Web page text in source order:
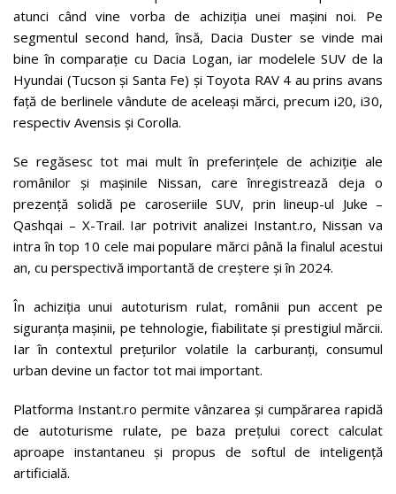
atunci când vine vorba de achiziția unei mașini noi. Pe
segmentul second hand, însă, Dacia Duster se vinde mai
bine în comparație cu Dacia Logan, iar modelele SUV de la
Hyundai (Tucson și Santa Fe) și Toyota RAV 4 au prins avans
față de berlinele vândute de aceleași mărci, precum i20, i30,
respectiv Avensis și Corolla.
Se regăsesc tot mai mult în preferințele de achiziție ale
românilor și mașinile Nissan, care înregistrează deja o
prezență solidă pe caroseriile SUV, prin lineup-ul Juke –
Qashqai – X-Trail. Iar potrivit analizei Instant.ro, Nissan va
intra în top 10 cele mai populare mărci până la finalul acestui
an, cu perspectivă importantă de creștere și în 2024.
În achiziția unui autoturism rulat, românii pun accent pe
siguranța mașinii, pe tehnologie, fiabilitate și prestigiul mărcii.
Iar în contextul prețurilor volatile la carburanți, consumul
urban devine un factor tot mai important.
Platforma Instant.ro permite vânzarea și cumpărarea rapidă
de autoturisme rulate, pe baza prețului corect calculat
aproape instantaneu și propus de softul de inteligență
artificială.